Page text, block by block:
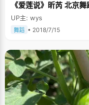
《爱莲说》昕芮 北京
UP主: wys
舞蹈 • 2018/7/15